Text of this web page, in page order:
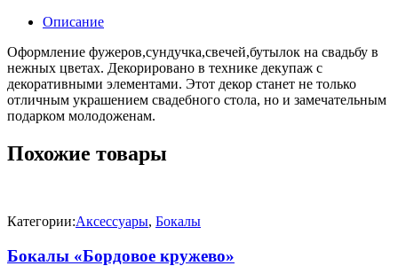
Описание
Оформление фужеров,сундучка,свечей,бутылок на свадьбу в
нежных цветах. Декорировано в технике декупаж с
декоративными элементами. Этот декор станет не только
отличным украшением свадебного стола, но и замечательным
подарком молодоженам.
Похожие товары
Категории:Аксессуары, Бокалы
Бокалы «Бордовое кружево»